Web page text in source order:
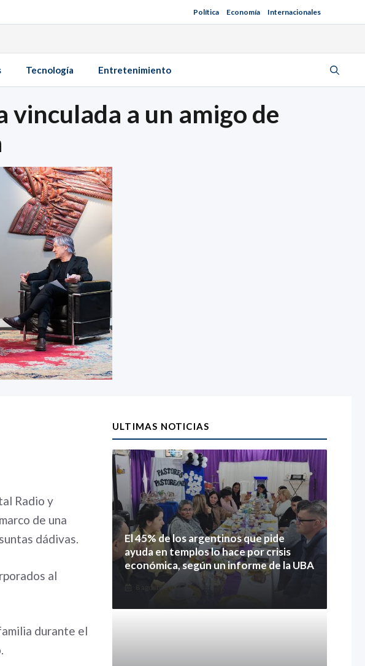
Política Economía Internacionales
Tecnología Entretenimiento
a un amigo de
Radio y
de una
dádivas.
al
durante el
ULTIMAS NOTICIAS
El 45% de los argentinos que pide
ayuda en templos lo hace por crisis
económica, según un informe de la UBA
8 agosto 2026